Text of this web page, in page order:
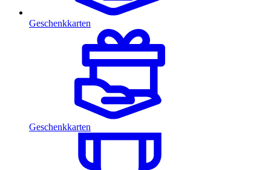
Geschenkkarten
Geschenkkarten